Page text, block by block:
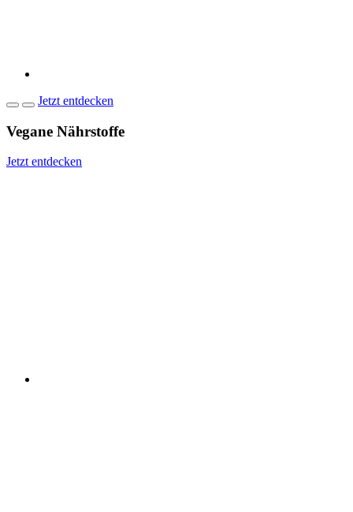
Jetzt entdecken
Vegane Nährstoffe
Jetzt entdecken